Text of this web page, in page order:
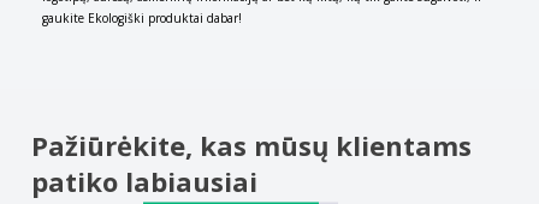
gaukite Ekologiški produktai dabar!
Pažiūrėkite, kas mūsų klientams
patiko labiausiai